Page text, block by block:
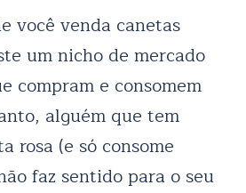
você venda canetas
um nicho de mercado
compram e consomem
alguém que tem
rosa (e só consome
faz sentido para o seu